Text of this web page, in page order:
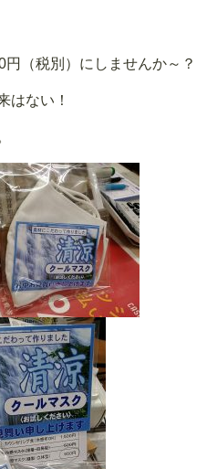
（税別）にしませんか～？
はない！